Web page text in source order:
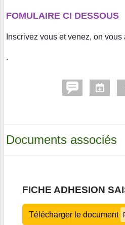
FOMULAIRE CI DESSOUS
Inscrivez vous et venez, on vous
.
Documents associés
FICHE ADHESION
Télécharger le document